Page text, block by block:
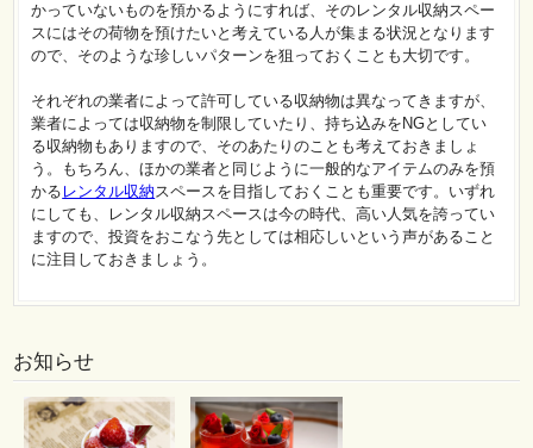
かっていないものを預かるようにすれば、そのレンタル収納スペー
スにはその荷物を預けたいと考えている人が集まる状況となります
ので、そのような珍しいパターンを狙っておくことも大切です。
それぞれの業者によって許可している収納物は異なってきますが、
業者によっては収納物を制限していたり、持ち込みをNGとしてい
る収納物もありますので、そのあたりのことも考えておきましょ
う。もちろん、ほかの業者と同じように一般的なアイテムのみを預
かる レンタル収納スペースを目指しておくことも重要です。いずれ
にしても、レンタル収納スペースは今の時代、高い人気を誇ってい
ますので、投資をおこなう先としては相応しいという声があること
に注目しておきましょう。
お知らせ